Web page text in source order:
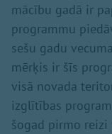
mācību gadā ir
programmu
sešu gadu
mērķis ir šīs
visā novada
izglītības
šogad pirmo